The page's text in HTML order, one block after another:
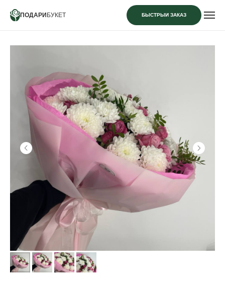
ПОДАРИ БУКЕТ БЫСТРЫЙ ЗАКАЗ